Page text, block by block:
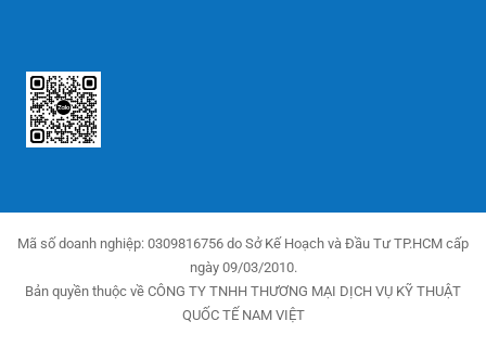
CÔNG TY TNHH THƯƠNG MẠI DỊCH VỤ KỸ THUẬT QUỐC
info@navicomtech.vn Hotline: 0966 569 949 Website:
navicomtech.vn
Mã số doanh nghiệp: 0309816756 do Sở Kế Hoạch và Đầu Tư TP.HCM cấp
ngày 09/03/2010.
Bản quyền thuộc về CÔNG TY TNHH THƯƠNG MẠI DỊCH VỤ KỸ THUẬT
QUỐC TẾ NAM VIỆT